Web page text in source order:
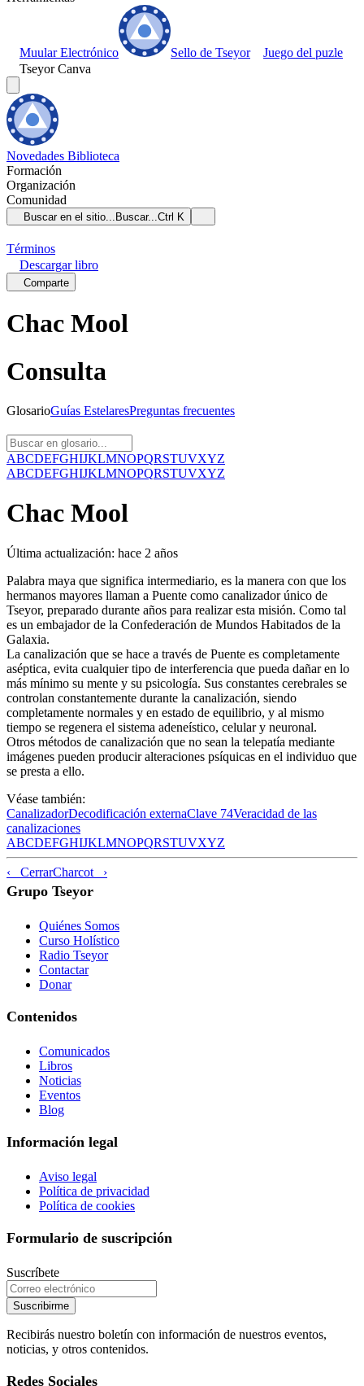
Muular Electrónico Sello de Tseyor
Juego del puzle
Tseyor Canva
Novedades Biblioteca
Formación
Organización
Comunidad
Buscar en el sitio... Buscar...Ctrl K
Términos
Descargarlibro
Comparte
Chac Mool
Consulta
GlosarioGuías EstelaresPreguntas frecuentes
ABCDEFGHIJKLMNOPQRSTUVXYZ
ABCDEFGHIJKLMNOPQRSTUVXYZ
Chac Mool
Última actualización: hace 2 años
Palabra maya que significa intermediario, es la manera con que los
hermanos mayores llaman a Puente como canalizador único de
Tseyor, preparado durante años para realizar esta misión. Como tal
es un embajador de la Confederación de Mundos Habitados de la
Galaxia.
La canalización que se hace a través de Puente es completamente
aséptica, evita cualquier tipo de interferencia que pueda dañar en lo
más mínimo su mente y su psicología. Sus constantes cerebrales se
controlan constantemente durante la canalización, siendo
completamente normales y en estado de equilibrio, y al mismo
tiempo se regenera el sistema adeneístico, celular y neuronal.
Otros métodos de canalización que no sean la telepatía mediante
imágenes pueden producir alteraciones psíquicas en el individuo que
se presta a ello.
Véase también:
CanalizadorDecodificación externaClave 74Veracidad de las
canalizaciones
ABCDEFGHIJKLMNOPQRSTUVXYZ
‹ CerrarCharcot ›
Grupo Tseyor
Quiénes Somos
Curso Holístico
Radio Tseyor
Contactar
Donar
Contenidos
Comunicados
Libros
Noticias
Eventos
Blog
Información legal
Aviso legal
Política de privacidad
Política de cookies
Formulario de suscripción
Suscríbete
Suscribirme
Recibirás nuestro boletín con información de nuestros eventos,
noticias, y otros contenidos.
Redes Sociales